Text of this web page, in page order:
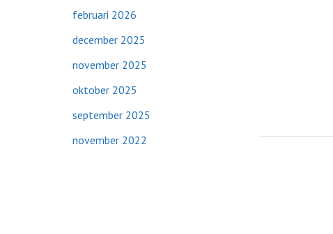
februari 2026
december 2025
november 2025
oktober 2025
september 2025
november 2022